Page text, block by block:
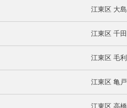
江東区 大島
江東区 千田
江東区 毛利
江東区 亀戸
江東区 高橋